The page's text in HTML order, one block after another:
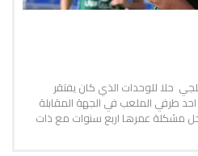
حلا للوحدات الذي كان يفتقر
طرفي الملعب في الجهة المقابلة
مشكلة عمرها اربع سنوات مع ذات